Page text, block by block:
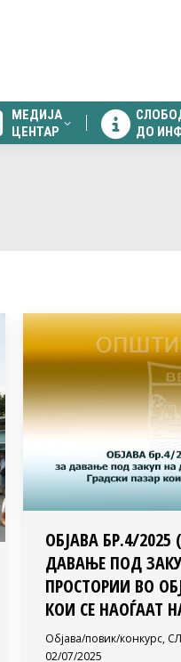
МЕДИЈА
ЦЕНТАР
ДО
ОБЈАВА БР.4/
ДАВАЊЕ ПОД
ПРОСТОРИИ ВО
КОИ СЕ НАОЃААТ
Објава/повик/конкурс,
02/07/2025